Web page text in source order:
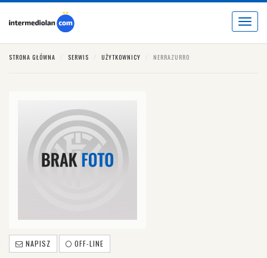
Toggle
STRONA GŁÓWNA SERWIS UŻYTKOWNICY NERRAZURRO
NAPISZ OFF-LINE